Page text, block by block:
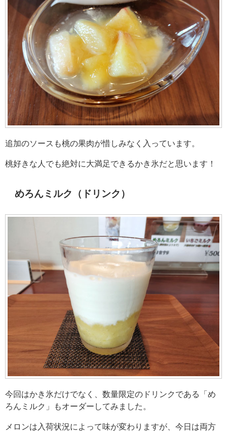
追加のソースも桃の果肉が惜しみなく入っています。
桃好きな人でも絶対に大満足できるかき氷だと思います！
めろんミルク（ドリンク）
今回はかき氷だけでなく、数量限定のドリンクである「め
ろんミルク」もオーダーしてみました。
メロンは入荷状況によって味が変わりますが、今日は両方